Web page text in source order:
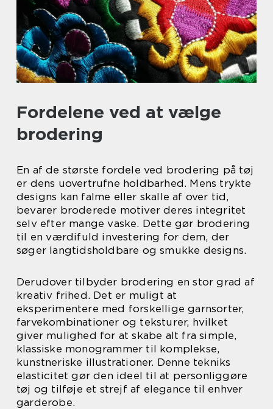
Fordelene ved at vælge
brodering
En af de største fordele ved brodering på tøj
er dens uovertrufne holdbarhed. Mens trykte
designs kan falme eller skalle af over tid,
bevarer broderede motiver deres integritet
selv efter mange vaske. Dette gør brodering
til en værdifuld investering for dem, der
søger langtidsholdbare og smukke designs.
Derudover tilbyder brodering en stor grad af
kreativ frihed. Det er muligt at
eksperimentere med forskellige garnsorter,
farvekombinationer og teksturer, hvilket
giver mulighed for at skabe alt fra simple,
klassiske monogrammer til komplekse,
kunstneriske illustrationer. Denne tekniks
elasticitet gør den ideel til at personliggøre
tøj og tilføje et strejf af elegance til enhver
garderobe.